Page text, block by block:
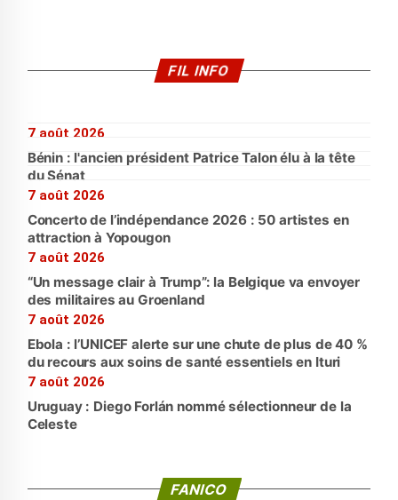
FIL INFO
7 août 2026
Bénin : l'ancien président Patrice Talon élu à la tête
du Sénat
7 août 2026
Concerto de l’indépendance 2026 : 50 artistes en
attraction à Yopougon
7 août 2026
“Un message clair à Trump”: la Belgique va envoyer
des militaires au Groenland
7 août 2026
Ebola : l’UNICEF alerte sur une chute de plus de 40 %
du recours aux soins de santé essentiels en Ituri
7 août 2026
Uruguay : Diego Forlán nommé sélectionneur de la
Celeste
FANICO